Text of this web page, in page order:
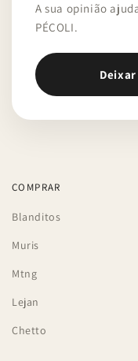
A sua opinião
PÉCOLI.
COMPRAR
Blanditos
Muris
Mtng
Lejan
Chetto